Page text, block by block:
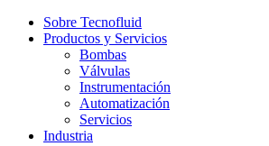
Sobre Tecnofluid
Productos y Servicios
Bombas
Válvulas
Instrumentación
Automatización
Servicios
Industria